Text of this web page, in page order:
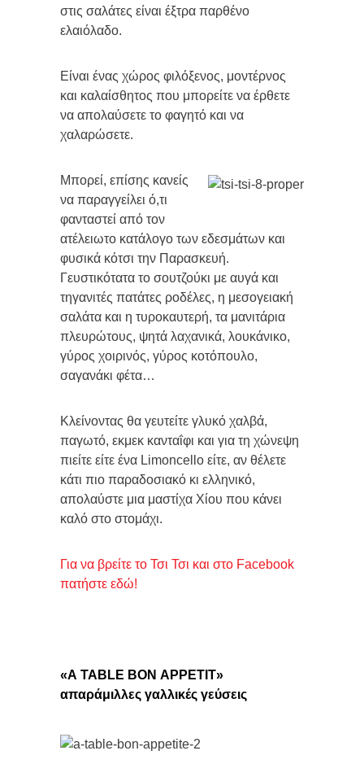
στις σαλάτες είναι έξτρα παρθένο
ελαιόλαδο.
Είναι ένας χώρος φιλόξενος, μοντέρνος
και καλαίσθητος που μπορείτε να έρθετε
να απολαύσετε το φαγητό και να
χαλαρώσετε.
Μπορεί, επίσης κανείς
να παραγγείλει ό,τι
φανταστεί από τον
ατέλειωτο κατάλογο των εδεσμάτων και
φυσικά κότσι την Παρασκευή.
Γευστικότατα το σουτζούκι με αυγά και
τηγανιτές πατάτες ροδέλες, η μεσογειακή
σαλάτα και η τυροκαυτερή, τα μανιτάρια
πλευρώτους, ψητά λαχανικά, λουκάνικο,
γύρος χοιρινός, γύρος κοτόπουλο,
σαγανάκι φέτα…
Κλείνοντας θα γευτείτε γλυκό χαλβά,
παγωτό, εκμεκ κανταΐφι και για τη χώνεψη
πιείτε είτε ένα Limoncello είτε, αν θέλετε
κάτι πιο παραδοσιακό κι ελληνικό,
απολαύστε μια μαστίχα Χίου που κάνει
καλό στο στομάχι.
Για να βρείτε το Τσι Τσι και στο Facebook
πατήστε εδώ!
«A TABLE BON APPETIT»
απαράμιλλες γαλλικές γεύσεις